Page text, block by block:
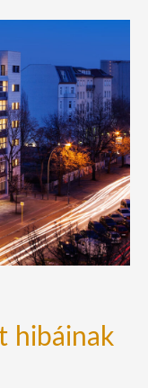
hibáinak